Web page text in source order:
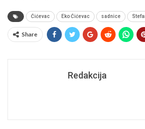
Ćićevac Eko Ćićevac sadnice
Share
Redakcija